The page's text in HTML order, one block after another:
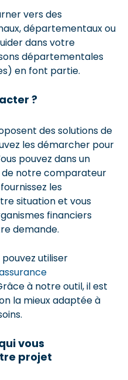
vers des
départementaux ou
dans votre
départementales
en font partie.
?
des solutions de
les démarcher pour
pouvez dans un
notre comparateur
les
situation et vous
financiers
demande.
utiliser
à notre outil, il est
la mieux adaptée à
vous
projet